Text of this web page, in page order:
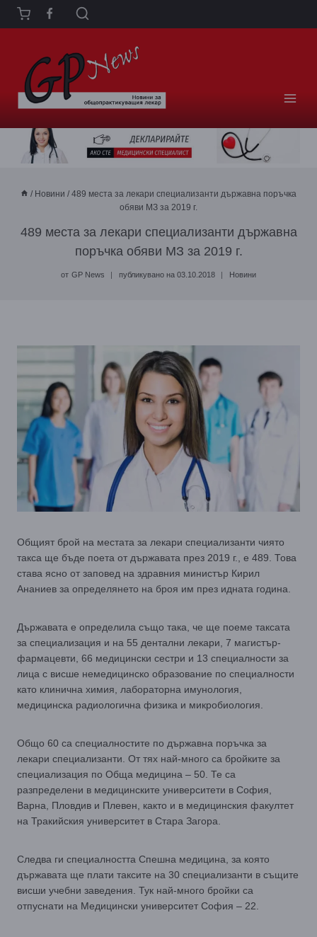
Към
съдържанието
/ Новини / 489 места за лекари специализанти държавна поръчка
обяви МЗ за 2019 г.
489 места за лекари специализанти държавна
поръчка обяви МЗ за 2019 г.
от GP News публикувано на 03.10.2018 Новини
Общият брой на местата за лекари специализанти чиято
такса ще бъде поета от държавата през 2019 г., е 489. Това
става ясно от заповед на здравния министър Кирил
Ананиев за определянето на броя им през идната година.
Държавата е определила също така, че ще поеме таксата
за специализация и на 55 дентални лекари, 7 магистър-
фармацевти, 66 медицински сестри и 13 специалности за
лица с висше немедицинско образование по специалности
като клинична химия, лабораторна имунология,
медицинска радиологична физика и микробиология.
Общо 60 са специалностите по държавна поръчка за
лекари специализанти. От тях най-много са бройките за
специализация по Обща медицина – 50. Те са
разпределени в медицинските университети в София,
Варна, Пловдив и Плевен, както и в медицинския факултет
на Тракийския университет в Стара Загора.
Следва ги специалността Спешна медицина, за която
държавата ще плати таксите на 30 специализанти в същите
висши учебни заведения. Тук най-много бройки са
отпуснати на Медицински университет София – 22.